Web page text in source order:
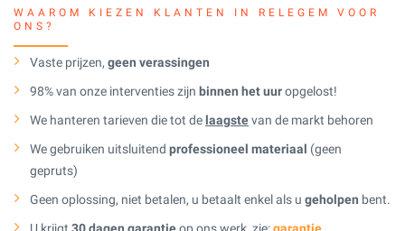
WAAROM KIEZEN KLANTEN IN RELEGEM VOOR
ONS?
Vaste prijzen, geen verassingen
98% van onze interventies zijn binnen het uuropgelost!
We hanteren tarieven die tot de laagstevan de markt behoren
We gebruiken uitsluitend professioneel materiaal (geen
gepruts)
Geen oplossing, niet betalen, u betaalt enkel als u geholpen bent.